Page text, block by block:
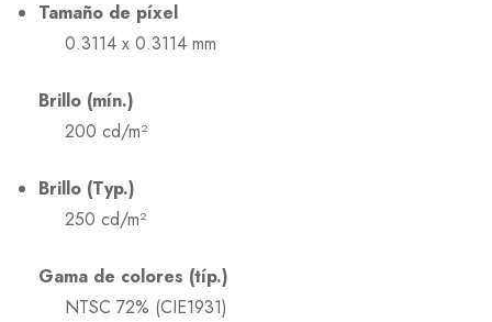
Tamaño de píxel
0.3114 x 0.3114 mm
Brillo (mín.)
200 cd/m²
Brillo (Typ.)
250 cd/m²
Gama de colores (típ.)
NTSC 72% (CIE1931)